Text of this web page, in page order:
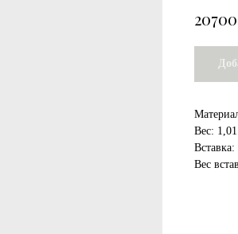
Вес:
Вес